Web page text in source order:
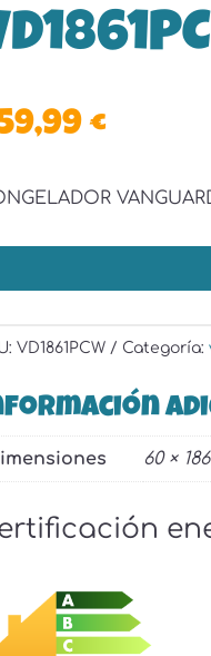
€
VD1861PCW Categoría:
60 ×